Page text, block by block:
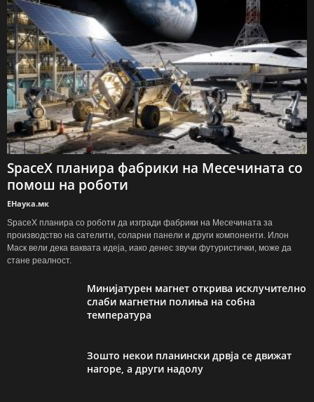
SpaceX планира фабрики на Месечината со
помош на роботи
ЕНаука.мк
SpaceX планира со роботи да изгради фабрики на Месечината за
производство на сателити, соларни панели и други компоненти. Илон
Маск вели дека ваквата идеја, иако денес звучи футуристички, може да
стане реалност.
Минијатурен магнет открива исклучително
слаби магнетни полиња на собна
температура
Зошто некои планински дрвја се движат
нагоре, а други надолу